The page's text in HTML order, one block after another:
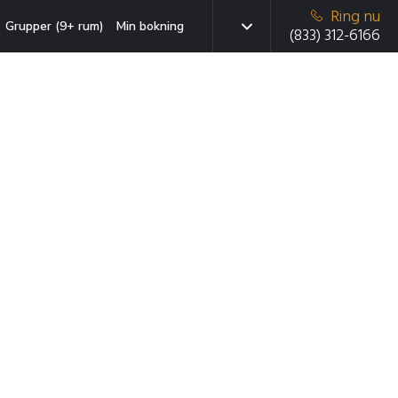
Grupper (9+ rum) Min bokning
Ring nu
(833) 312-6166